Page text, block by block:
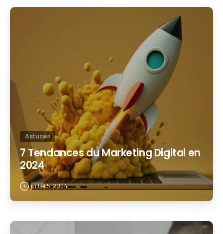
Astuces
7 Tendances du Marketing Digital en
2024
juillet 5, 2024